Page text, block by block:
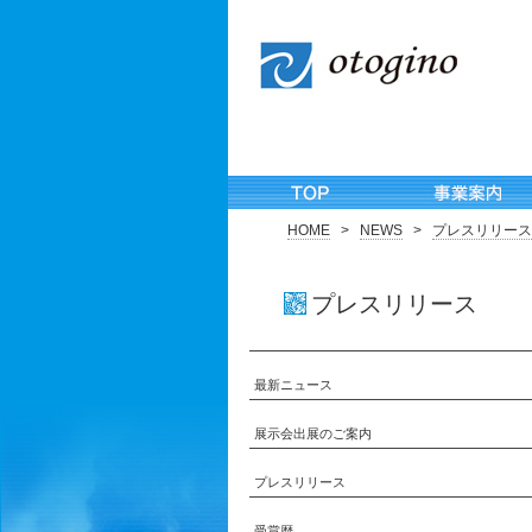
HOME > NEWS > プレスリリース
プレスリリース
最新ニュース
展示会出展のご案内
プレスリリース